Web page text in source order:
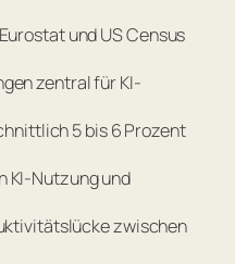
und US Census
zentral für KI-
5 bis 6 Prozent
KI-Nutzung und
zwischen